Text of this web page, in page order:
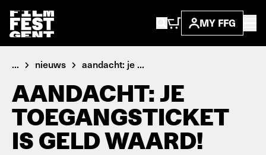
MY FFG
... nieuws aandacht: je ...
AANDACHT: JE
TOEGANGSTICKET
IS GELD WAARD!